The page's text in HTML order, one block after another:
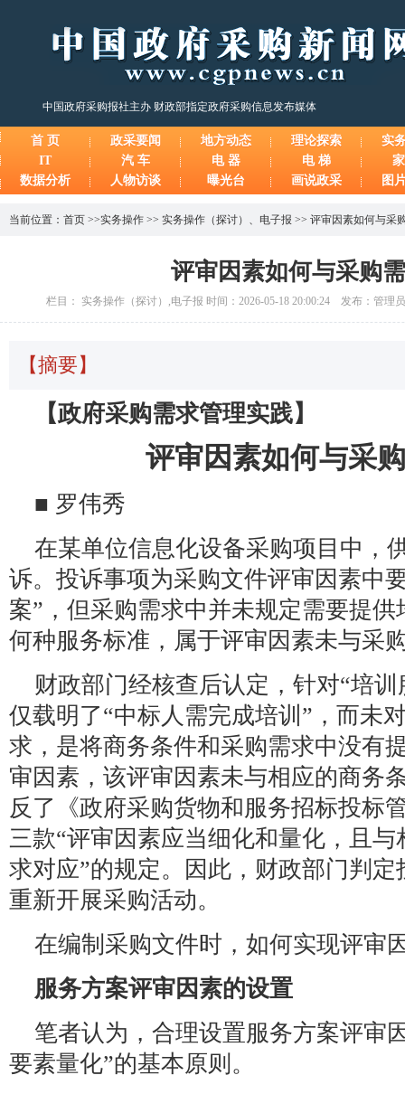
中国政府采购报社主办 财政部指定政府采购信息发布媒体
首 页 政采要闻 地方动态 理论探索
实
IT
汽 车 电 器 电 梯
数据分析
人物访谈 曝光台 画说政采 图
当前位置： 首页 >>实务操作 >> 实务操作（探讨） 、 电子报 >> 评审因素如何与采
评审因素如何与采购
栏目： 实务操作（探讨）,电子报 时间：2026-05-18 20:00:24 发布：管理
【摘要】
【政府采购需求管理实践】
评审因素如何与采
■ 罗伟秀
在某单位信息化设备采购项目中，
诉。投诉事项为采购文件评审因素中
案”，但采购需求中并未规定需要提
何种服务标准，属于评审因素未与采
财政部门经核查后认定，针对“培
仅载明了“中标人需完成培训”，而未
求，是将商务条件和采购需求中没有
审因素，该评审因素未与相应的商务
反了《政府采购货物和服务招标投标
三款“评审因素应当细化和量化，且
求对应”的规定。因此，财政部门判
重新开展采购活动。
在编制采购文件时，如何实现评审
服务方案评审因素的设置
笔者认为，合理设置服务方案评审
要素量化”的基本原则。